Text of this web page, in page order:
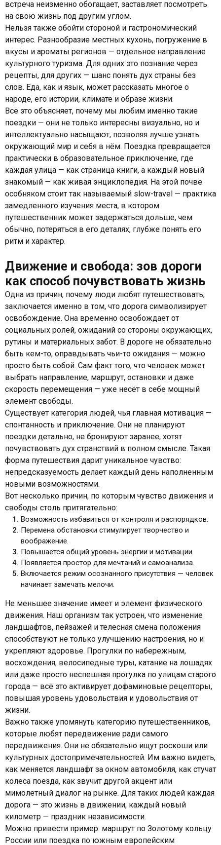
встреча неизменно обогащает, заставляет посмотреть
на свою жизнь под другим углом.
Нельзя также обойти стороной и гастрономический
интерес. Разнообразие местных кухонь, погружение в
вкусы и ароматы регионов — отдельное направление
культурного туризма. Для одних это познание через
рецепты, для других — шанс понять дух страны без
слов. Еда, как и язык, может рассказать многое о
народе, его истории, климате и образе жизни.
Всё это объясняет, почему мы любим именно такие
поездки — они не только интересны визуально, но и
интеллектуально насыщают, позволяя лучше узнать
окружающий мир и себя в нём. Поездка превращается
практически в образовательное приключение, где
каждая улица — как страница книги, а каждый новый
знакомый — как живая энциклопедия. На этой почве
особняком стоит так называемый slow-travel — практика
замедленного изучения места, в котором
путешественник может задержаться дольше, чем
обычно, потеряться в его деталях, глубже понять его
ритм и характер.
Движение и свобода: зов дороги
как способ почувствовать жизнь
Одна из причин, почему люди любят путешествовать,
заключается именно в том, что дорога символизирует
освобождение. Она временно освобождает от
социальных ролей, ожиданий со стороны окружающих,
рутины и материальных забот. В дороге не обязательно
быть кем-то, оправдывать чьи-то ожидания — можно
просто быть собой. Сам факт того, что человек может
выбрать направление, маршрут, остановки и даже
скорость перемещения — уже несёт в себе мощный
элемент свободы.
Существует категория людей, чья главная мотивация —
спонтанность и приключение. Они не планируют
поездки детально, не бронируют заранее, хотят
почувствовать дух странствий в полном смысле. Такая
форма путешествия дарит уникальное чувство:
непредсказуемость делает каждый день наполненным
новыми возможностями.
Вот несколько причин, по которым чувство движения и
свободы столь притягательно:
Возможность избавиться от контроля и распорядков.
Перемена обстановки стимулирует творчество и
воображение.
Повышается общий уровень энергии и мотивации.
Появляется простор для мечтаний и самоанализа.
Включается режим осознанного присутствия — человек
начинает замечать мелочи.
Не меньшее значение имеет и элемент физического
движения. Наш организм так устроен, что изменение
ландшафтов, пейзажей и телесная смена положения
способствуют не только улучшению настроения, но и
укрепляют здоровье. Прогулки по набережным,
восхождения, велосипедные туры, катание на лошадях
или даже просто неспешная прогулка по улицам старого
города — всё это активирует дофаминовые рецепторы,
повышая уровень удовольствия и удовольствия от
жизни.
Важно также упомянуть категорию путешественников,
которые любят передвижение ради самого
передвижения. Они не обязательно ищут роскоши или
культурных достопримечательностей. Им важно видеть,
как меняется ландшафт за окном автомобиля, как стучат
колеса поезда, как звучит другой акцент или
мимолетный диалог на рынке. Для таких людей каждая
дорога — это жизнь в движении, каждый новый
километр — праздник независимости.
Можно привести пример: маршрут по Золотому кольцу
России или поездка по южным европейским